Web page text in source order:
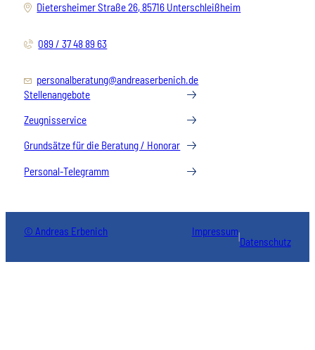
Dietersheimer Straße 26, 85716 Unterschleißheim
089 / 37 48 89 63
personalberatung@andreaserbenich.de
Stellenangebote
Zeugnisservice
Grundsätze für die Beratung / Honorar
Personal-Telegramm
© Andreas Erbenich Impressum|Datenschutz